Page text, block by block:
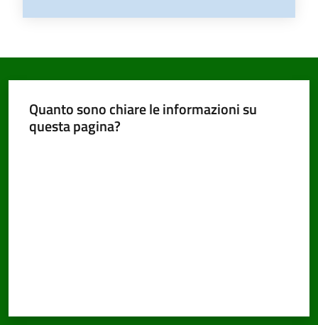
Quanto sono chiare le informazioni su
questa pagina?